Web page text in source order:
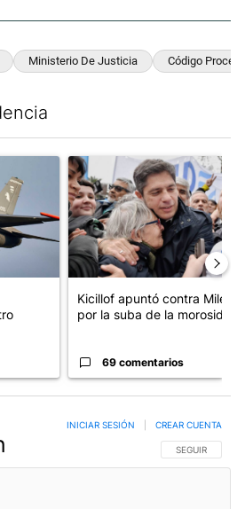
Ministerio De Justicia Código
con el título "Los aviones F 16
Un artículo de tendencia con
Kicillof apuntó contra Milei
por la suba de la morosida...
69 comentarios
SIGA ESTA
SEGUIR
INICIAR SESIÓN CREAR CUENTA